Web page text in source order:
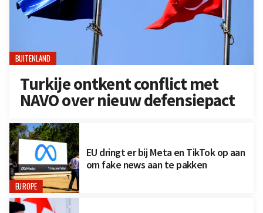
BUITENLAND
Turkije ontkent conflict met
NAVO over nieuw defensiepact
EUROPE
EU dringt er bij Meta en TikTok op aan
om fake news aan te pakken